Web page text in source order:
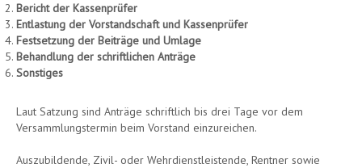
Bericht der Kassenprüfer
Entlastung der Vorstandschaft und Kassenprüfer
Festsetzung der Beiträge und Umlage
Behandlung der schriftlichen Anträge
Sonstiges
Laut Satzung sind Anträge schriftlich bis drei Tage vor dem
Versammlungstermin beim Vorstand einzureichen.
Auszubildende, Zivil- oder Wehrdienstleistende, Rentner sowie